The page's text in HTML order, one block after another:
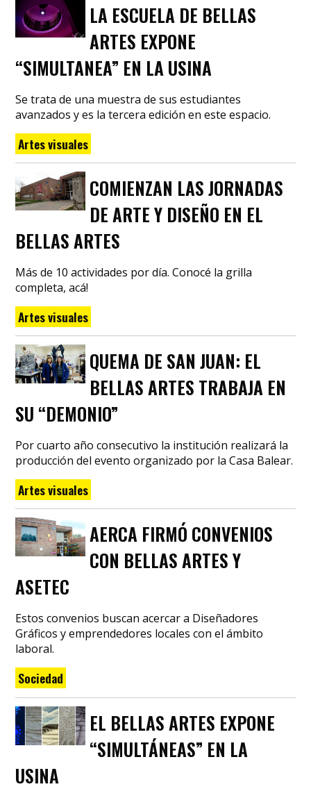
LA ESCUELA DE BELLAS
ARTES EXPONE
“SIMULTANEA” EN LA USINA
Se trata de una muestra de sus estudiantes
avanzados y es la tercera edición en este espacio.
Artes visuales
COMIENZAN LAS JORNADAS
DE ARTE Y DISEÑO EN EL
BELLAS ARTES
Más de 10 actividades por día. Conocé la grilla
completa, acá!
Artes visuales
QUEMA DE SAN JUAN: EL
BELLAS ARTES TRABAJA EN
SU “DEMONIO”
Por cuarto año consecutivo la institución realizará la
producción del evento organizado por la Casa Balear.
Artes visuales
AERCA FIRMÓ CONVENIOS
CON BELLAS ARTES Y
ASETEC
Estos convenios buscan acercar a Diseñadores
Gráficos y emprendedores locales con el ámbito
laboral.
Sociedad
EL BELLAS ARTES EXPONE
“SIMULTÁNEAS” EN LA
USINA